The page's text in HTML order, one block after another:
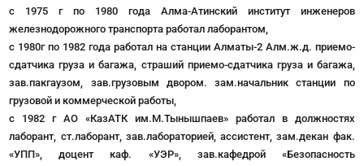
с 1975 г по 1980 года Алма-Атинский институт инженеров
железнодорожного транспорта работал лаборантом,
с 1980г по 1982 года работал на станции Алматы-2 Алм.ж.д. приемо-
сдатчика груза и багажа, страший приемо-сдатчика груза и багажа,
зав.пакгаузом, зав.грузовым двором. зам.начальник станции по
грузовой и коммерческой работы,
с 1982 г АО «КазАТК им.М.Тынышпаев» работал в должностях
лаборант, ст.лаборант, зав.лабораторией, ассистент, зам.декан фак.
«УПП», доцент каф. «УЭР», зав.кафедрой «Безопасность